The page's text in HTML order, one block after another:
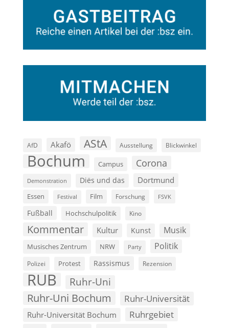
AfD Akafö AStA Ausstellung Blickwinkel
Bochum Campus Corona
Demonstration Diës und das Dortmund
Essen Festival Film Forschung FSVK
Fußball Hochschulpolitik Kino
Kommentar Kultur Kunst Musik
Musisches Zentrum NRW Party Politik
Polizei Protest Rassismus Rezension
RUB Ruhr-Uni
Ruhr-Uni Bochum Ruhr-Universität
Ruhr-Universität Bochum Ruhrgebiet